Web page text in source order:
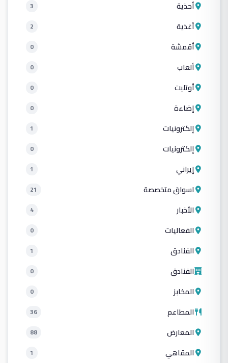
أحذية 3
أغذية 2
أقمشة 0
ألعاب 0
أوتليت 0
إضاءة 0
إلكترونيات 1
إلكترونيات 0
إيراني 1
اسواق متخصصة 21
الأخبار 4
الفعاليات 0
الفنادق 1
الفنادق 0
المخابز 0
المطاعم 36
المعارض 88
المقاهي 1